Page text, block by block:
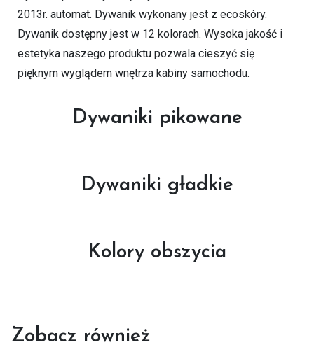
2013r. automat. Dywanik wykonany jest z ecoskóry.
Dywanik dostępny jest w 12 kolorach. Wysoka jakość i
estetyka naszego produktu pozwala cieszyć się
pięknym wyglądem wnętrza kabiny samochodu.
Dywaniki pikowane
Dywaniki gładkie
Kolory obszycia
Zobacz również